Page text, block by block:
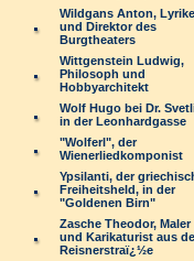
Wildgans Anton,
und Direktor des
Burgtheaters
Wittgenstein Ludwig,
Philosoph und
Hobbyarchitekt
Wolf Hugo bei Dr.
in der Leonhardgasse
"Wolferl", der
Wienerliedkomponist
Ypsilanti, der
Freiheitsheld, in der
"Goldenen Birn"
Zasche Theodor, Maler
und Karikaturist aus
Reisnerstraï¿½e